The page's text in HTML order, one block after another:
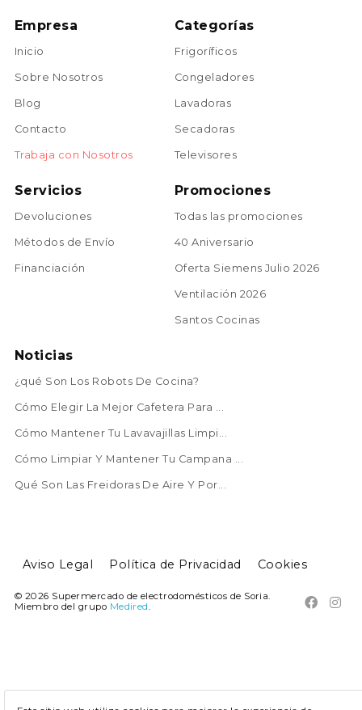
Empresa
Inicio
Sobre Nosotros
Blog
Contacto
Trabaja con Nosotros
Categorías
Frigoríficos
Congeladores
Lavadoras
Secadoras
Televisores
Servicios
Devoluciones
Métodos de Envío
Financiación
Promociones
Todas las promociones
40 Aniversario
Oferta Siemens Julio 2026
Ventilación 2026
Santos Cocinas
Noticias
¿qué Son Los Robots De Cocina?
Cómo Elegir La Mejor Cafetera Para ...
Cómo Mantener Tu Lavavajillas Limpi...
Cómo Limpiar Y Mantener Tu Campana ...
Qué Son Las Freidoras De Aire Y Por...
Aviso Legal Política de Privacidad Cookies
 
© 2026 Supermercado de electrodomésticos de Soria.
Miembro del grupo Medired